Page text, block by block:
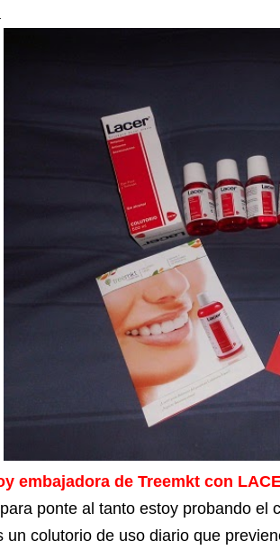
embajadora de Treemkt con
ponte al tanto estoy probando el
un colutorio de uso diario que